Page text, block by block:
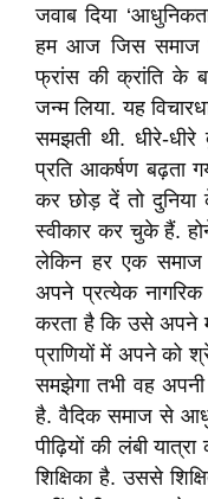
जवाब दिया
हम आज जिस समाज
फ्रांस की क्रांति के
जन्म लिया. यह
समझती थी. धीरे-धीरे
प्रति आकर्षण बढ़ता
कर छोड़ दें तो दुनिया
स्वीकार कर चुके हैं.
लेकिन हर एक समाज
अपने प्रत्येक नागरिक
करता है कि उसे अपने
प्राणियों में अपने को
समझेगा तभी वह अपनी
है. वैदिक समाज से
पीढ़ियों की लंबी
शिक्षिका है. उससे